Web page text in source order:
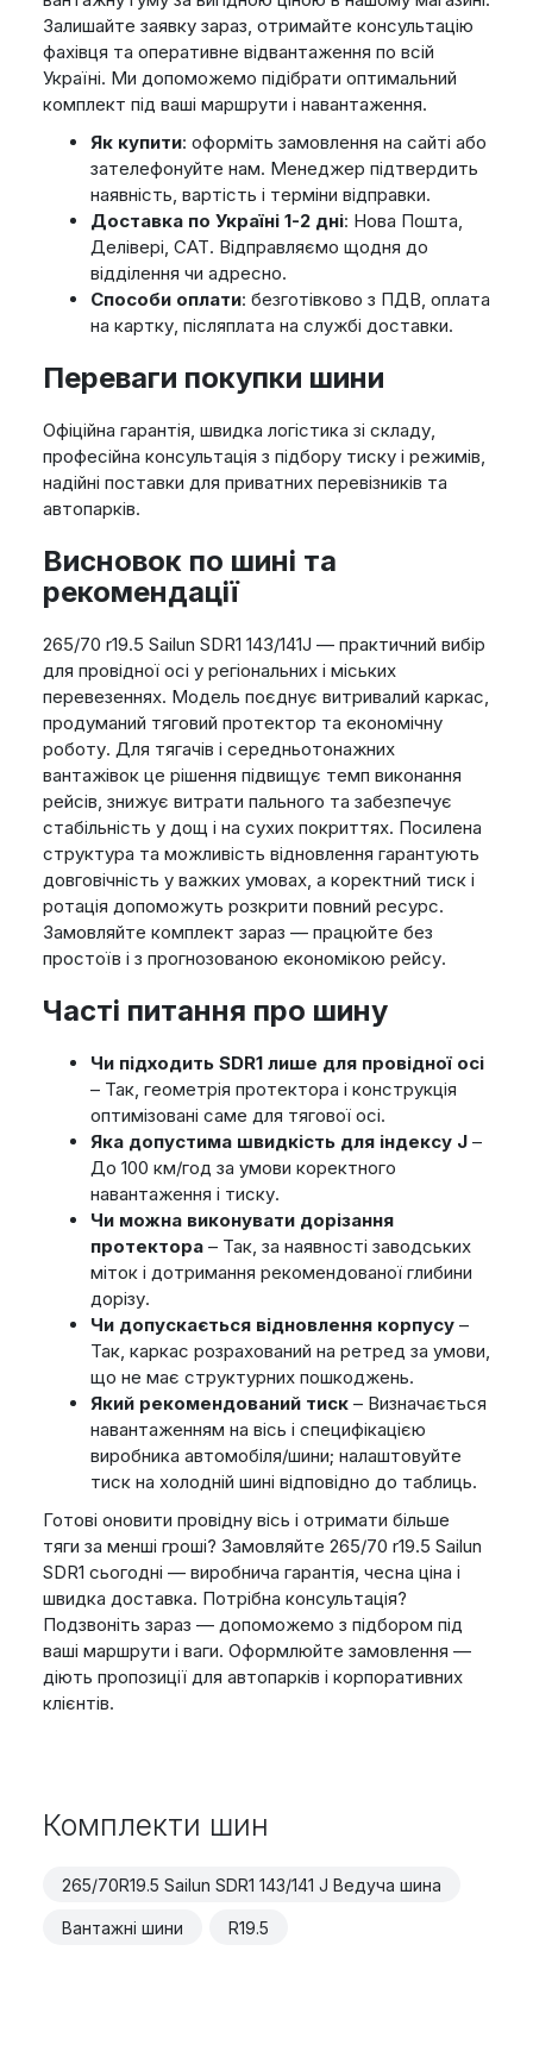
Залишайте заявку зараз, отримайте консультацію
фахівця та оперативне відвантаження по всій
Україні. Ми допоможемо підібрати оптимальний
комплект під ваші маршрути і навантаження.
Як купити: оформіть замовлення на сайті або
зателефонуйте нам. Менеджер підтвердить
наявність, вартість і терміни відправки.
Доставка по Україні 1-2 дні: Нова Пошта,
Делівері, САТ. Відправляємо щодня до
відділення чи адресно.
Способи оплати: безготівково з ПДВ, оплата
на картку, післяплата на службі доставки.
Переваги покупки шини
Офіційна гарантія, швидка логістика зі складу,
професійна консультація з підбору тиску і режимів,
надійні поставки для приватних перевізників та
автопарків.
Висновок по шині та
рекомендації
265/70 r19.5 Sailun SDR1 143/141J — практичний вибір
для провідної осі у регіональних і міських
перевезеннях. Модель поєднує витривалий каркас,
продуманий тяговий протектор та економічну
роботу. Для тягачів і середньотонажних
вантажівок це рішення підвищує темп виконання
рейсів, знижує витрати пального та забезпечує
стабільність у дощ і на сухих покриттях. Посилена
структура та можливість відновлення гарантують
довговічність у важких умовах, а коректний тиск і
ротація допоможуть розкрити повний ресурс.
Замовляйте комплект зараз — працюйте без
простоїв і з прогнозованою економікою рейсу.
Часті питання про шину
Чи підходить SDR1 лише для провідної осі
– Так, геометрія протектора і конструкція
оптимізовані саме для тягової осі.
Яка допустима швидкість для індексу J–
До 100 км/год за умови коректного
навантаження і тиску.
Чи можна виконувати дорізання
протектора– Так, за наявності заводських
міток і дотримання рекомендованої глибини
дорізу.
Чи допускається відновлення корпусу–
Так, каркас розрахований на ретред за умови,
що не має структурних пошкоджень.
Який рекомендований тиск– Визначається
навантаженням на вісь і специфікацією
виробника автомобіля/шини; налаштовуйте
тиск на холодній шині відповідно до таблиць.
Готові оновити провідну вісь і отримати більше
тяги за менші гроші? Замовляйте 265/70 r19.5 Sailun
SDR1 сьогодні — виробнича гарантія, чесна ціна і
швидка доставка. Потрібна консультація?
Подзвоніть зараз — допоможемо з підбором під
ваші маршрути і ваги. Оформлюйте замовлення —
діють пропозиції для автопарків і корпоративних
клієнтів.
Комплекти шин
265/70R19.5 Sailun SDR1 143/141 J Ведуча шина
Вантажні шини R19.5